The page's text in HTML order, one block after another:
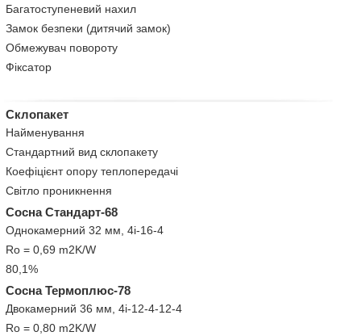
Багатоступеневий нахил
Замок безпеки (дитячий замок)
Обмежувач повороту
Фіксатор
Склопакет
Найменування
Стандартний вид склопакету
Коефіцієнт опору теплопередачі
Світло проникнення
Сосна Стандарт-68
Однокамерний 32 мм, 4i-16-4
Ro = 0,69 m2K/W
80,1%
Сосна Термоплюс-78
Двокамерний 36 мм, 4і-12-4-12-4
Ro = 0,80 m2K/W